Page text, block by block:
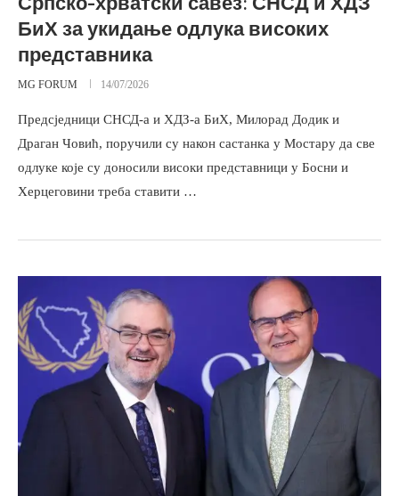
БиХ за укидање одлука високих
представника
MG FORUM 14/07/2026
Предсједници СНСД-а и ХДЗ-а БиХ, Милорад Додик и
Драган Човић, поручили су након састанка у Мостару да све
одлуке које су доносили високи представници у Босни и
Херцеговини треба ставити …